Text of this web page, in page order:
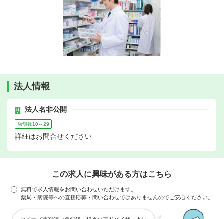
法人情報
法人名非公開
店舗数10～29
詳細はお問合せください
この求人に興味がある方はこちら
無料で求人情報をお問い合わせいただけます。
薬局・病院等への直接応募・問い合わせではありませんのでご安心ください。